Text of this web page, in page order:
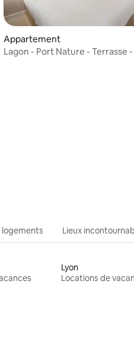
moyenne sur la base de 13
Appartement
Lagon - Port Nature - Terrasse -
Lieux
Lyon
Locations de